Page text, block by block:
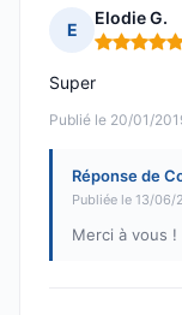
E
Elodie G.
Note : 5
Publié le 20/01/
Super
Réponse de
Publiée le 13/06/
Merci à vous !